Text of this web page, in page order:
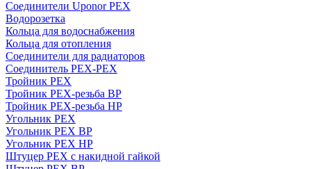
Соединители Uponor PEX
Водорозетка
Кольца для водоснабжения
Кольца для отопления
Соединители для радиаторов
Соединитель PEX-PEX
Тройник PEX
Тройник PEX-резьба ВР
Тройник PEX-резьба НР
Угольник PEX
Угольник PEX ВР
Угольник PEX НР
Штуцер PEX c накидной гайкой